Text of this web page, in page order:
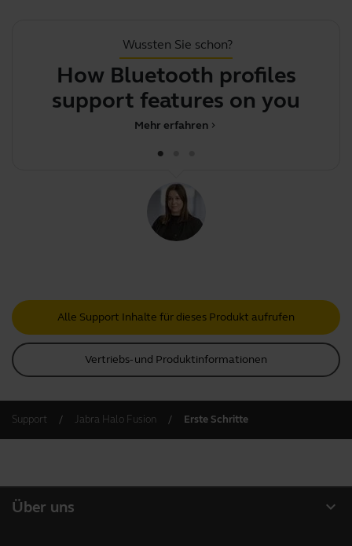
Wussten Sie schon?
How Bluetooth profiles
support features on your Ja
chevron_right
Mehr erfahren
Alle Support Inhalte für dieses Produkt aufrufen
Vertriebs- und Produktinformationen
Support Jabra Halo Fusion Erste Schritte
expand_more
Über uns